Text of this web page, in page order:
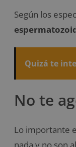
Según los
Quizá te
No te
Lo importante